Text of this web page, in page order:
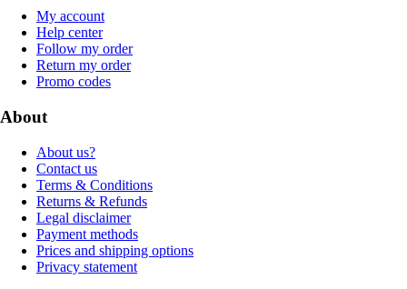
My account
Help center
Follow my order
Return my order
Promo codes
About
About us?
Contact us
Terms & Conditions
Returns & Refunds
Legal disclaimer
Payment methods
Prices and shipping options
Privacy statement